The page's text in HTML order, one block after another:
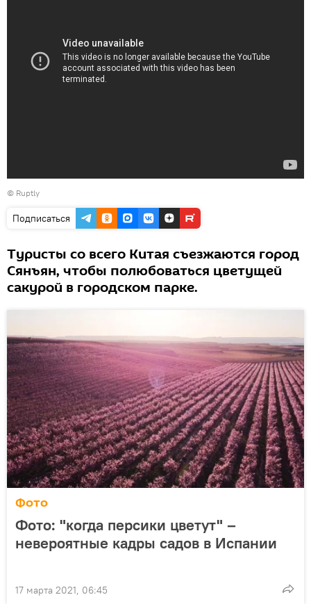
© Ruptly
Подписаться
Туристы со всего Китая съезжаются город
Сянъян, чтобы полюбоваться цветущей
сакурой в городском парке.
Фото
Фото: "когда персики цветут" –
невероятные кадры садов в Испании
17 марта 2021, 06:45